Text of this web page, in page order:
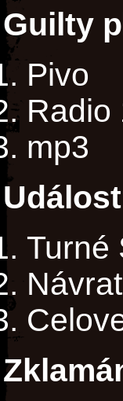
Guilty
Pivo
Radio
mp3
Turné